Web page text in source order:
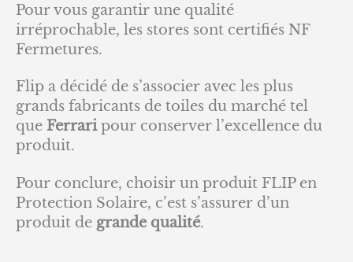
Pour vous garantir une qualité
irréprochable, les stores sont certifiés NF
Fermetures.
Flip a décidé de s’associer avec les plus
grands fabricants de toiles du marché tel
que Ferraripour conserver l’excellence du
produit.
Pour conclure, choisir un produit FLIP en
Protection Solaire, c’est s’assurer d’un
produit de grande qualité.